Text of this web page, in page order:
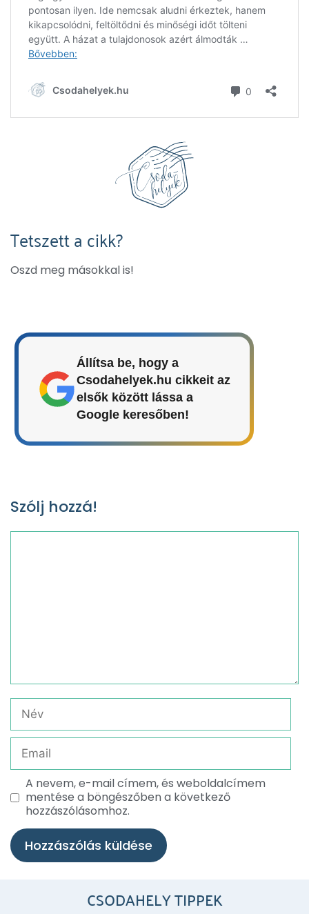
Tetszett a cikk?
Oszd meg másokkal is!
Állítsa be, hogy a
Csodahelyek.hu cikkeit az
elsők között lássa a
Google keresőben!
Szólj hozzá!
A nevem, e-mail címem, és weboldalcímem
mentése a böngészőben a következő
hozzászólásomhoz.
CSODAHELY TIPPEK